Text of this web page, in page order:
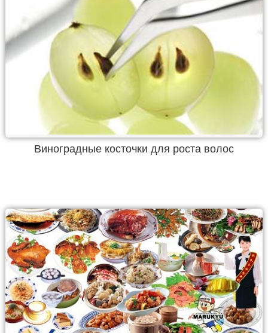
Виноградные косточки для роста волос